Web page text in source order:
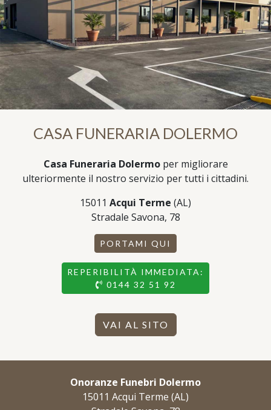
CASA FUNERARIA DOLERMO
Casa Funeraria Dolermoper migliorare
ulteriormente il nostro servizio per tutti i cittadini.
15011 Acqui Terme (AL)
Stradale Savona, 78
PORTAMI QUI
REPERIBILITÀ IMMEDIATA:
0144 32 51 92
VAI AL SITO
Onoranze Funebri Dolermo
15011 Acqui Terme (AL)